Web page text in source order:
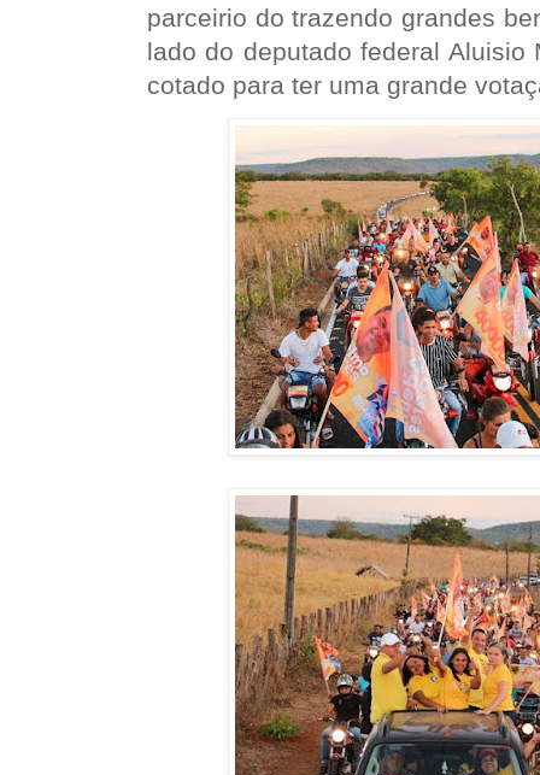
parceirio do trazendo grandes
lado do deputado federal Aluisio
cotado para ter uma grande